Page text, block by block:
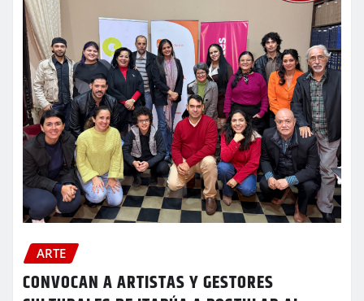
ARTE
CONVOCAN A ARTISTAS Y GESTORES